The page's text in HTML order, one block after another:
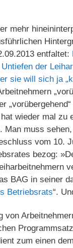
mehr
entfaltet:
der
sie will sich ja
wieder mal
Man muss
vom 10.
bezog:
BAG in seiner
Betriebsrats“.
zum einen